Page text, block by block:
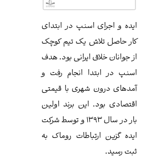
در ابتدای
یک تیم کوچک
بود. هدف
انجام رفت و
با قیمتی
برند اولین
بار در سال ۱۳۹۳ و توسط شرکت
روماک به